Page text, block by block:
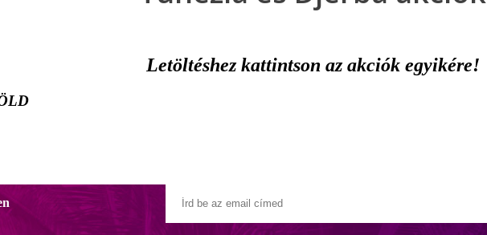
Letöltéshez kattintson az akciók egyikére!